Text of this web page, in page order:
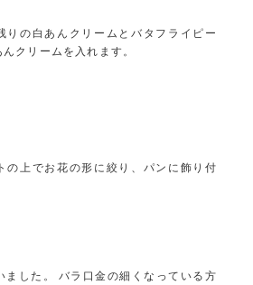
りの白あんクリームとバタフライピー
クリームを入れます。
の上でお花の形に絞り、パンに飾り付
ました。 バラ口金の細くなっている方